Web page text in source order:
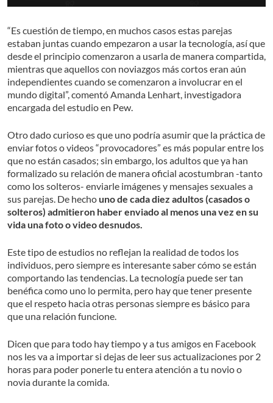
“Es cuestión de tiempo, en muchos casos estas parejas
estaban juntas cuando empezaron a usar la tecnología, así que
desde el principio comenzaron a usarla de manera compartida,
mientras que aquellos con noviazgos más cortos eran aún
independientes cuando se comenzaron a involucrar en el
mundo digital”, comentó Amanda Lenhart, investigadora
encargada del estudio en Pew.
Otro dado curioso es que uno podría asumir que la práctica de
enviar fotos o videos “provocadores” es más popular entre los
que no están casados; sin embargo, los adultos que ya han
formalizado su relación de manera oficial acostumbran -tanto
como los solteros- enviarle imágenes y mensajes sexuales a
sus parejas. De hecho uno de cada diez adultos (casados o
solteros) admitieron haber enviado al menos una vez en su
vida una foto o video desnudos.
Este tipo de estudios no reflejan la realidad de todos los
individuos, pero siempre es interesante saber cómo se están
comportando las tendencias. La tecnología puede ser tan
benéfica como uno lo permita, pero hay que tener presente
que el respeto hacia otras personas siempre es básico para
que una relación funcione.
Dicen que para todo hay tiempo y a tus amigos en Facebook
nos les va a importar si dejas de leer sus actualizaciones por 2
horas para poder ponerle tu entera atención a tu novio o
novia durante la comida.